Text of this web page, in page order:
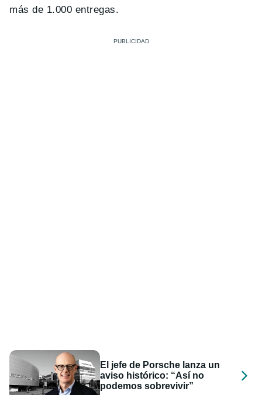
más de 1.000 entregas.
El jefe de Porsche lanza un
aviso histórico: “Así no
podemos sobrevivir”